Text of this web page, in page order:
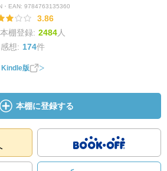
・EAN: 9784763135360
3.86
本棚登録: 2484人
感想: 174件
Kindle版
本棚に登録する